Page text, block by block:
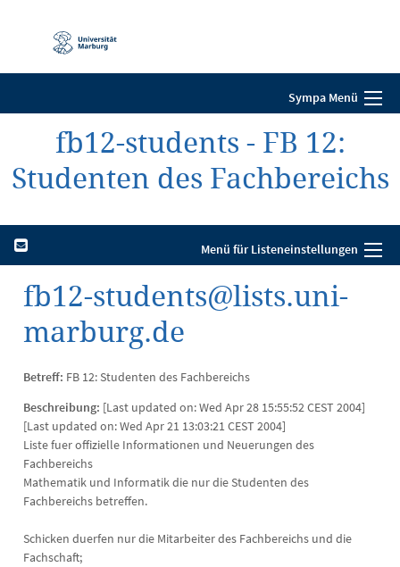
Navigation
Sympa Menü
fb12-students - FB 12:
Studenten des Fachbereichs
Menü für Listeneinstellungen
fb12-students@lists.uni-
marburg.de
Betreff: FB 12: Studenten des Fachbereichs
Beschreibung: [Last updated on: Wed Apr 28 15:55:52 CEST 2004]
[Last updated on: Wed Apr 21 13:03:21 CEST 2004]
Liste fuer offizielle Informationen und Neuerungen des
Fachbereichs
Mathematik und Informatik die nur die Studenten des
Fachbereichs betreffen.
Schicken duerfen nur die Mitarbeiter des Fachbereichs und die
Fachschaft;